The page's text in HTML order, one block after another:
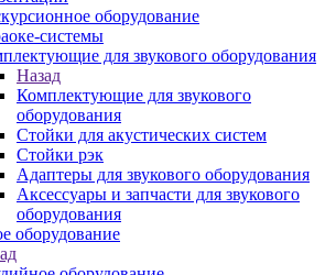
оборудование
системы
для звукового оборудования
Назад
Комплектующие для звукового
оборудования
Стойки для акустических систем
Стойки рэк
Адаптеры для звукового оборудования
Аксессуары и запчасти для звукового
оборудования
оборудование